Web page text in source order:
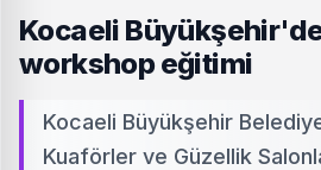
Kocaeli
workshop eğitimi
Kocaeli Büyükşehir
Kuaförler ve Güzellik